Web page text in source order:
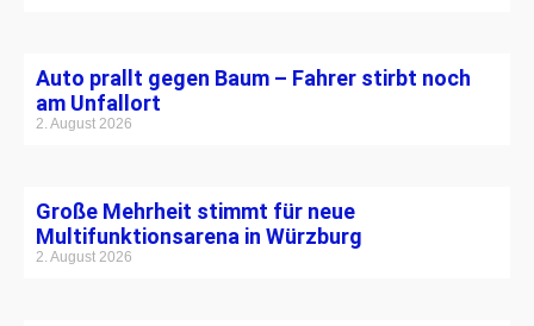
Auto prallt gegen Baum – Fahrer stirbt noch
am Unfallort
2. August 2026
Große Mehrheit stimmt für neue
Multifunktionsarena in Würzburg
2. August 2026